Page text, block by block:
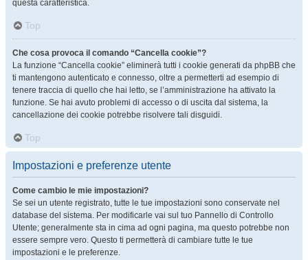
questa caratteristica.
Top
Che cosa provoca il comando “Cancella cookie”?
La funzione “Cancella cookie” eliminerà tutti i cookie generati da phpBB che
ti mantengono autenticato e connesso, oltre a permetterti ad esempio di
tenere traccia di quello che hai letto, se l’amministrazione ha attivato la
funzione. Se hai avuto problemi di accesso o di uscita dal sistema, la
cancellazione dei cookie potrebbe risolvere tali disguidi.
Top
Impostazioni e preferenze utente
Come cambio le mie impostazioni?
Se sei un utente registrato, tutte le tue impostazioni sono conservate nel
database del sistema. Per modificarle vai sul tuo Pannello di Controllo
Utente; generalmente sta in cima ad ogni pagina, ma questo potrebbe non
essere sempre vero. Questo ti permetterà di cambiare tutte le tue
impostazioni e le preferenze.